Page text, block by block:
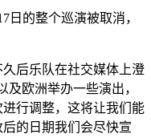
日的整个巡演被取消，
后乐队在社交媒体上澄
及欧洲举办一些演出，
行调整，这将让我们能
的日期我们会尽快宣